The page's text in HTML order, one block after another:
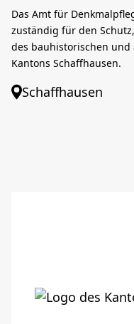
Das Amt für
zuständig für den
des bauhistorischen
Kantons Schaffhausen.
Schaffhausen